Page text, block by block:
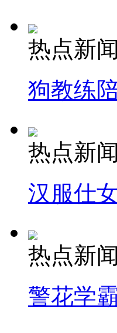
热点新闻
狗教练
热点新闻
汉服仕
热点新闻
警花学